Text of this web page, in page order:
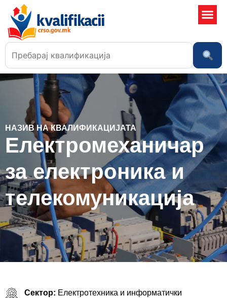
НАЗИВ НА КВАЛИФИКАЦИЈАТА
Електромеханичар
за електроника и
телекомуникација
Сектор: Електротехника и информатички